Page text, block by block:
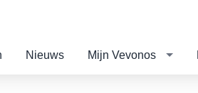
Nieuws Mijn Vevonos